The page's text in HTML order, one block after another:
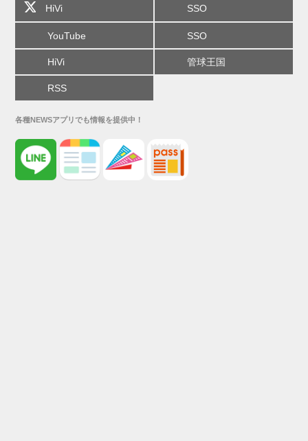
HiVi SSO
YouTube SSO
HiVi 管球王国
RSS
各種NEWSアプリでも情報を提供中！